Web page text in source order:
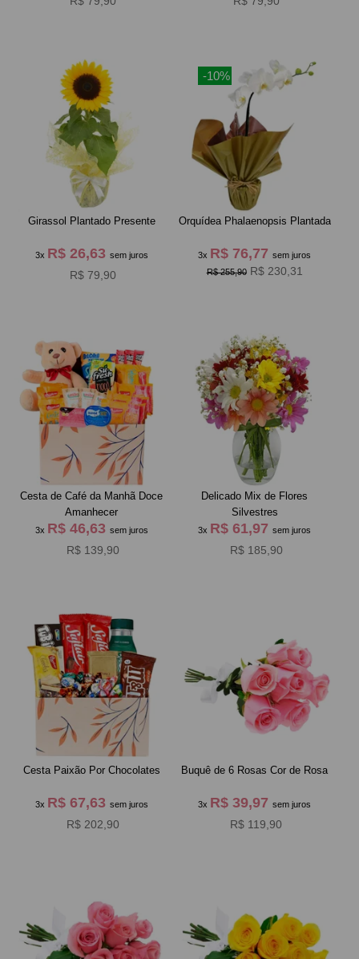
Girassol Plantado Presente
3x R$ 26,63 sem juros
R$ 79,90
-10%
Orquídea Phalaenopsis Plantada
3x R$ 76,77sem juros
R$ 255,90 R$ 230,31
Cesta de Café da Manhã Doce
Amanhecer
3x R$ 46,63 sem juros
R$ 139,90
Delicado Mix de Flores
Silvestres
3x R$ 61,97sem juros
R$ 185,90
Cesta Paixão Por Chocolates
3x R$ 67,63 sem juros
R$ 202,90
Buquê de 6 Rosas Cor de Rosa
3x R$ 39,97sem juros
R$ 119,90